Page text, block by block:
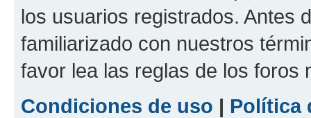
los usuarios registrados. Antes
familiarizado con nuestros
favor lea las reglas de los foros
Condiciones de uso | Política